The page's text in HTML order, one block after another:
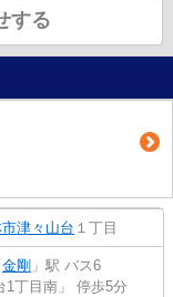
する
津々山台 １丁目
金剛 」駅 バス6
1丁目南」 停歩5分